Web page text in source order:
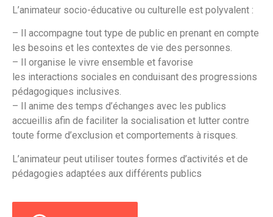
L’animateur socio-éducative ou culturelle est polyvalent :
– Il accompagne tout type de public en prenant en compte
les besoins et les contextes de vie des personnes.
– Il organise le vivre ensemble et favorise
les interactions sociales en conduisant des progressions
pédagogiques inclusives.
– Il anime des temps d’échanges avec les publics
accueillis afin de faciliter la socialisation et lutter contre
toute forme d’exclusion et comportements à risques.
L’animateur peut utiliser toutes formes d’activités et de
pédagogies adaptées aux différents publics